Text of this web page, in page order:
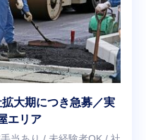
大期につき急募／実
エリア